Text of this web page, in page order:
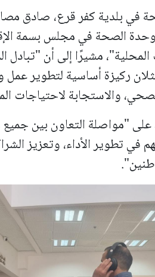
في بلدية كفر قرع، صادق
وحدة الصحة في مجلس بسمة
مشيرًا إلى أن
ركيزة أساسية لتطوير عمل
والاستجابة لاحتياجات
على "مواصلة التعاون بين
في تطوير الأداء، وتعزيز